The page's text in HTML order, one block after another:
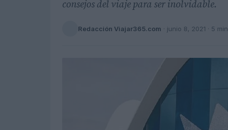
consejos del viaje para ser inolvidable.
Redacción Viajar365.com · junio 8, 2021 · 5 min